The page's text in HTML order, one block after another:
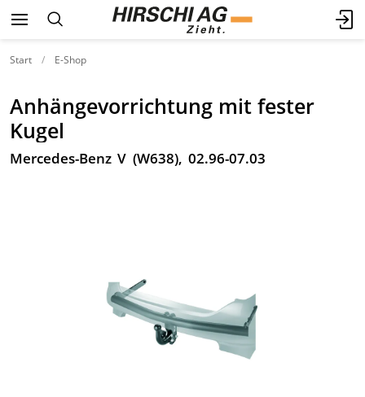
Start E-Shop
Anhängevorrichtung mit fester
Kugel
Mercedes-Benz V (W638), 02.96-07.03